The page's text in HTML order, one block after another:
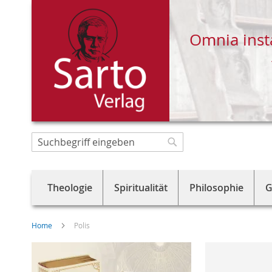
Direkt
zum
Omnia
Suche
Theologie Spiritualität Philosophie
Home Polis